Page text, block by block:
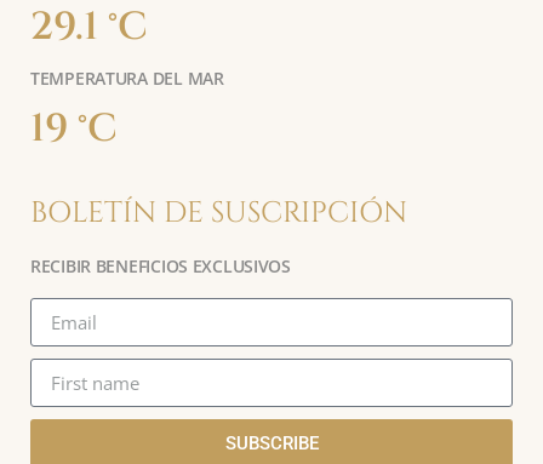
29.1 °C
TEMPERATURA DEL MAR
19 °C
BOLETÍN DE SUSCRIPCIÓN
RECIBIR BENEFICIOS EXCLUSIVOS
SUBSCRIBE